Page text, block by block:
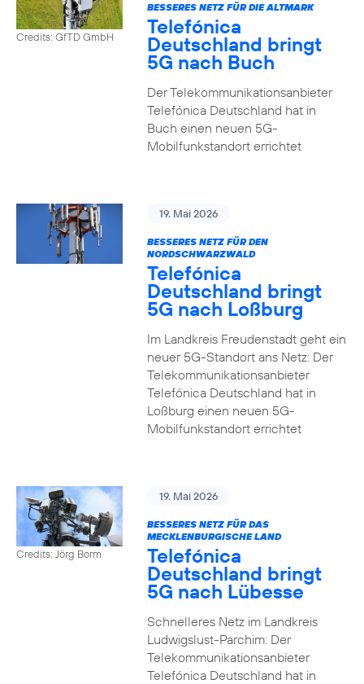
Credits: GfTD GmbH
BESSERES NETZ FÜR DIE ALTMARK
Telefónica
Deutschland bringt
5G nach Buch
Der Telekommunikationsanbieter
Telefónica Deutschland hat in
Buch einen neuen 5G-
Mobilfunkstandort errichtet
19. Mai 2026
BESSERES NETZ FÜR DEN
NORDSCHWARZWALD
Telefónica
Deutschland bringt
5G nach Loßburg
Im Landkreis Freudenstadt geht ein
neuer 5G-Standort ans Netz: Der
Telekommunikationsanbieter
Telefónica Deutschland hat in
Loßburg einen neuen 5G-
Mobilfunkstandort errichtet
Credits: Jörg Borm
19. Mai 2026
BESSERES NETZ FÜR DAS
MECKLENBURGISCHE LAND
Telefónica
Deutschland bringt
5G nach Lübesse
Schnelleres Netz im Landkreis
Ludwigslust-Parchim: Der
Telekommunikationsanbieter
Telefónica Deutschland hat in